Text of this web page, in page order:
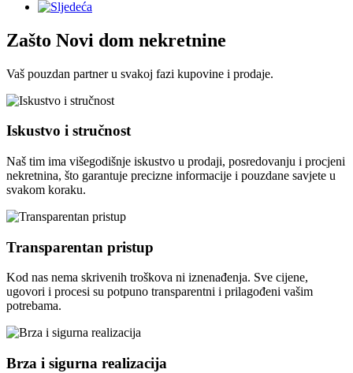
Zašto Novi dom nekretnine
Vaš pouzdan partner u svakoj fazi kupovine i prodaje.
Iskustvo i stručnost
Naš tim ima višegodišnje iskustvo u prodaji, posredovanju i procjeni
nekretnina, što garantuje precizne informacije i pouzdane savjete u
svakom koraku.
Transparentan pristup
Kod nas nema skrivenih troškova ni iznenađenja. Sve cijene,
ugovori i procesi su potpuno transparentni i prilagođeni vašim
potrebama.
Brza i sigurna realizacija